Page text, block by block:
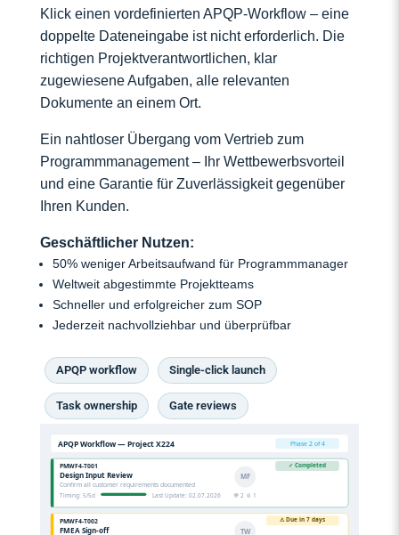
APQP Workflow — Project X224 Phase 2 of 4
PMWF4-T001 ✓ Completed
MF
Design Input Review
Confirm all customer requirements documented
Timing: 5/5d
Last Update: 02.07.2026 💬 2 📎 1
PMWF4-T002 ⚠ Due in 7 days
TW
FMEA Sign-off
Klick einen vordefinierten APQP-Workflow – eine
doppelte Dateneingabe ist nicht erforderlich. Die
richtigen Projektverantwortlichen, klar
zugewiesene Aufgaben, alle relevanten
Dokumente an einem Ort.
Ein nahtloser Übergang vom Vertrieb zum
Programmmanagement – Ihr Wettbewerbsvorteil
und eine Garantie für Zuverlässigkeit gegenüber
Ihren Kunden.
Geschäftlicher Nutzen:
50% weniger Arbeitsaufwand für Programmmanager
Weltweit abgestimmte Projektteams
Schneller und erfolgreicher zum SOP
Jederzeit nachvollziehbar und überprüfbar
APQP workflow Single-click launch
Task ownership Gate reviews